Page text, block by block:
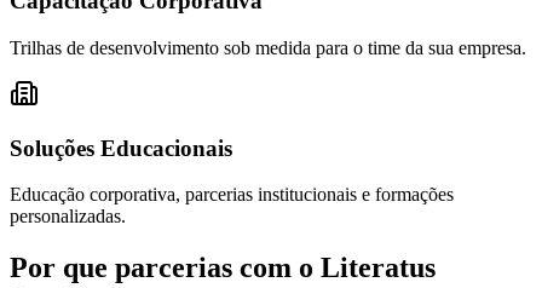
Trilhas de desenvolvimento sob medida para o time da sua empresa.
Soluções Educacionais
Educação corporativa, parcerias institucionais e formações
personalizadas.
Por que parcerias com o Literatus